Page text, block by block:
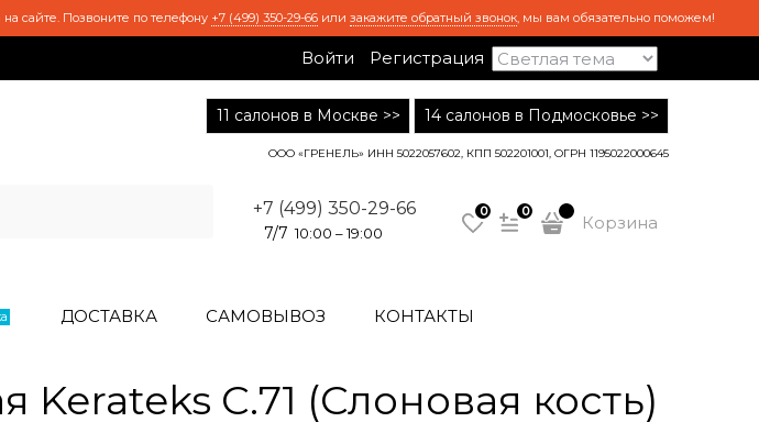
сайте. Позвоните по телефону +7 (499) 350-29-66 или закажите обратный звонок, мы вам обязательно поможем!
Войти Регистрация
11 салонов в Москве >> 14 салонов в Подмосковье >>
ООО «ГРЕНЕЛЬ» ИНН 5022057602, КПП 502201001, ОГРН 1195022000645
+7 (499) 350-29-66
7/7 10:00 – 19:00
0 0
Корзина
ДОСТАВКА САМОВЫВОЗ КОНТАКТЫ
Kerateks C.71 (Слоновая кость)